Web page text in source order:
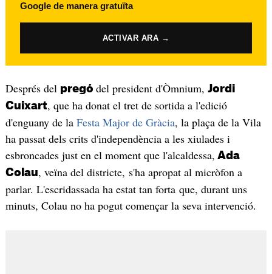
Google de manera gratuïta
ACTIVAR ARA →
Després del pregó del president d'Òmnium, Jordi
Cuixart, que ha donat el tret de sortida a l'edició
d'enguany de la Festa Major de Gràcia, la plaça de la Vila
ha passat dels crits d'independència a les xiulades i
esbroncades just en el moment que l'alcaldessa, Ada
Colau, veïna del districte, s'ha apropat al micròfon a
parlar. L'escridassada ha estat tan forta que, durant uns
minuts, Colau no ha pogut començar la seva intervenció.